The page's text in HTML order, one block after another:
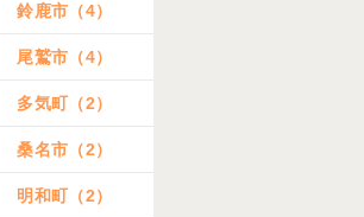
鈴鹿市（4）
尾鷲市（4）
多気町（2）
桑名市（2）
明和町（2）